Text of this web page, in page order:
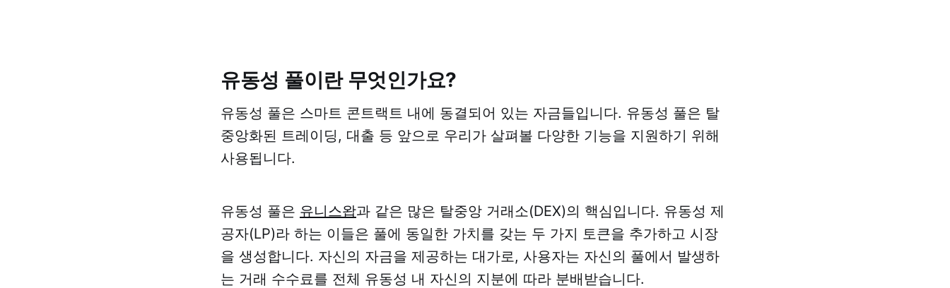
유동성 풀이란 무엇인가요?
유동성 풀은 스마트 콘트랙트 내에 동결되어 있는 자금들입니다. 유동성 풀은 탈
중앙화된 트레이딩, 대출 등 앞으로 우리가 살펴볼 다양한 기능을 지원하기 위해
사용됩니다.
유동성 풀은 유니스왑과 같은 많은 탈중앙 거래소(DEX)의 핵심입니다. 유동성 제
공자(LP)라 하는 이들은 풀에 동일한 가치를 갖는 두 가지 토큰을 추가하고 시장
을 생성합니다. 자신의 자금을 제공하는 대가로, 사용자는 자신의 풀에서 발생하
는 거래 수수료를 전체 유동성 내 자신의 지분에 따라 분배받습니다.